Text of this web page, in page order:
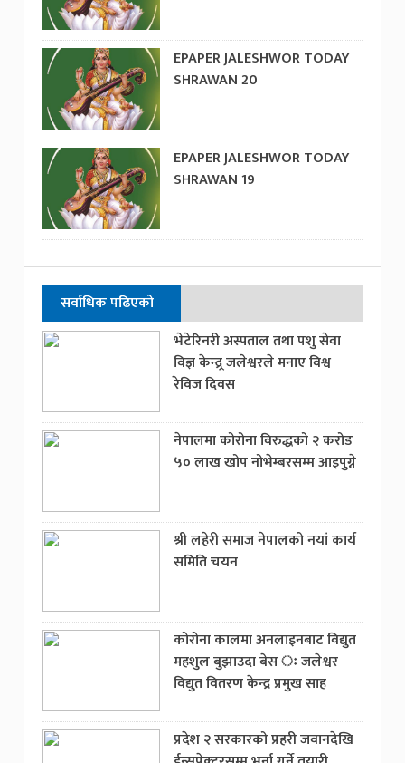
EPAPER JALESHWOR TODAY
SHRAWAN 20
EPAPER JALESHWOR TODAY
SHRAWAN 19
सर्वाधिक पढिएको
भेटेरिनरी अस्पताल तथा पशु सेवा
विज्ञ केन्द्र्र जलेश्वरले मनाए विश्व
रेविज दिवस
नेपालमा कोरोना विरुद्धको २ करोड
५० लाख खोप नोभेम्बरसम्म आइपुग्ने
श्री लहेरी समाज नेपालको नयां कार्य
समिति चयन
कोरोना कालमा अनलाइनबाट विद्युत
महशुल बुझाउदा बेस ः जलेश्वर
विद्युत वितरण केन्द्र प्रमुख साह
प्रदेश २ सरकारको प्रहरी जवानदेखि